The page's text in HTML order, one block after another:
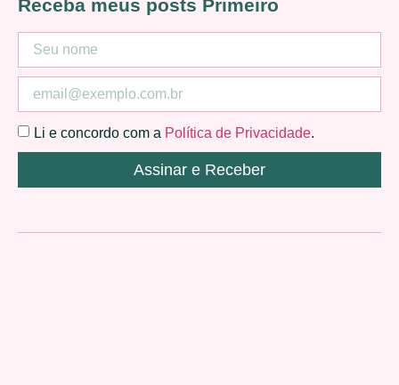
Receba meus posts Primeiro
Li e concordo com a Política de Privacidade.
Assinar e Receber